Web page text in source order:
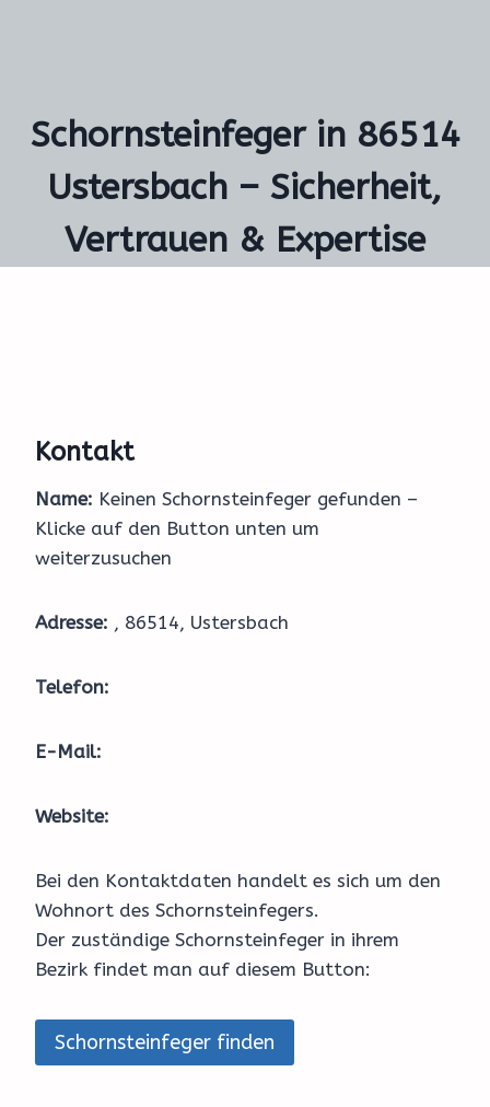
Schornsteinfeger in 86514
Ustersbach – Sicherheit,
Vertrauen & Expertise
Kontakt
Name: Keinen Schornsteinfeger gefunden –
Klicke auf den Button unten um
weiterzusuchen
Adresse: , 86514, Ustersbach
Telefon:
E-Mail:
Website:
Bei den Kontaktdaten handelt es sich um den
Wohnort des Schornsteinfegers.
Der zuständige Schornsteinfeger in ihrem
Bezirk findet man auf diesem Button:
Schornsteinfeger finden